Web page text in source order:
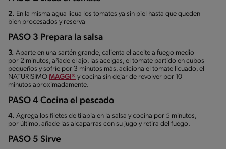
2. En la misma agua licua los tomates ya sin piel hasta que queden
bien procesados y reserva
PASO 3 Prepara la salsa
3. Aparte en una sartén grande, calienta el aceite a fuego medio
por 2 minutos, añade el ajo, las acelgas, el tomate partido en cubos
pequeños y sofríe por 3 minutos más, adiciona el tomate licuado, el
NATURISIMO MAGGI® y cocina sin dejar de revolver por 10
minutos aproximadamente.
PASO 4 Cocina el pescado
4. Agrega los filetes de tilapia en la salsa y cocina por 5 minutos,
por último, añade las alcaparras con su jugo y retira del fuego.
PASO 5 Sirve